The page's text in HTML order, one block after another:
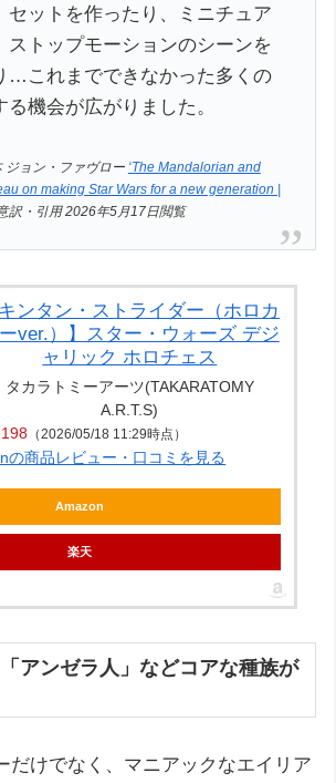
セットを作ったり、ミニチュア
ストップモーションのシーンを
…これまでできなかった多くの
る機会が広がりました。
ジョン・ファヴロー ‘The Mandalorian and
on making Star Wars for a new generation |
訳・引用 2026年5月17日閲覧
キンタン・ストライダー（ホロカ
ver.）】スター・ウォーズ デジ
ャリック ホロチェス
タカラトミーアーツ(TAKARATOMY
A.R.T.S)
（2026/05/18 11:29時点）
の商品レビュー・口コミを見る
Amazon
楽天
「アンゼラ人」などコアな種族が
だけでなく、マニアックなエイリア